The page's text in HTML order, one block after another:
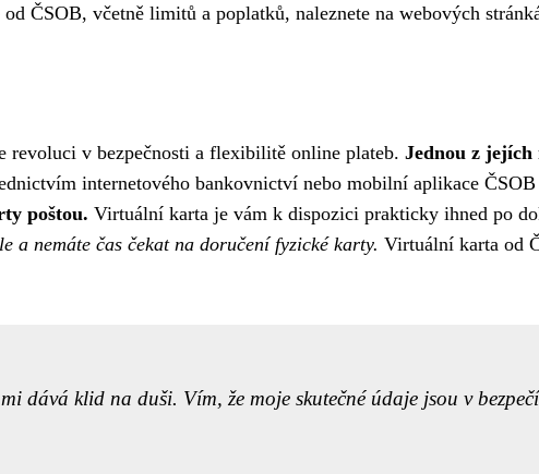
ČSOB, včetně limitů a poplatků, naleznete na webových
revoluci v bezpečnosti a flexibilitě online plateb. Jednou z jejích
internetového bankovnictví nebo mobilní aplikace
poštou. Virtuální karta je vám k dispozici prakticky ihned po
a nemáte čas čekat na doručení fyzické karty. Virtuální karta od
dává klid na duši. Vím, že moje skutečné údaje jsou v